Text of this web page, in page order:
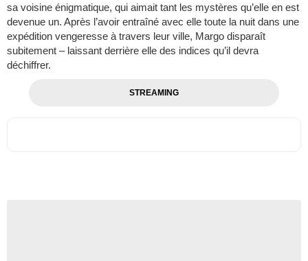
sa voisine énigmatique, qui aimait tant les mystères qu’elle en est
devenue un. Après l’avoir entraîné avec elle toute la nuit dans une
expédition vengeresse à travers leur ville, Margo disparaît
subitement – laissant derrière elle des indices qu’il devra
déchiffrer.
STREAMING